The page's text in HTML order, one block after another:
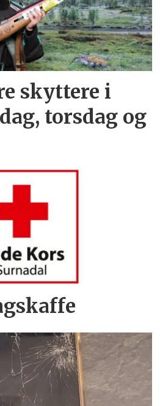
skyttere i
torsdag og